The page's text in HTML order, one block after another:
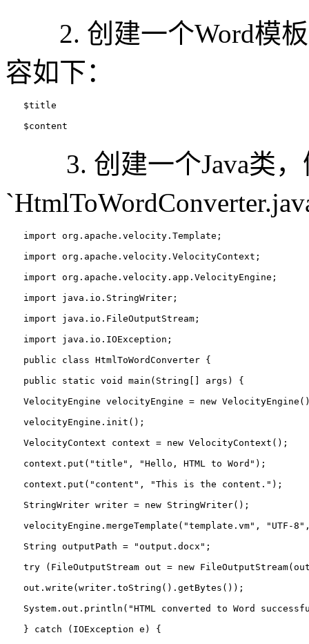
2. 创建一个Word模板
容如下：
$title
$content
3. 创建一个Java类，
import org.apache.velocity.Template;
import org.apache.velocity.VelocityContext;
import org.apache.velocity.app.VelocityEngine;
import java.io.StringWriter;
import java.io.FileOutputStream;
import java.io.IOException;
public class HtmlToWordConverter {
public static void main (String[] args) {
VelocityEngine velocityEngine = new
velocityEngine.init();
VelocityContext context = new VelocityContext();
context.put( "title",
"Hello, HTML to Word");
context.put( "content",
"This is the content.");
StringWriter writer = new StringWriter();
velocityEngine.mergeTemplate( "template.vm",
"UTF-
String outputPath =
"output.docx";
try ( FileOutputStream out = new
out.write(writer.toString().getBytes());
System.out.println( "HTML converted to Word
} catch (IOException e) {